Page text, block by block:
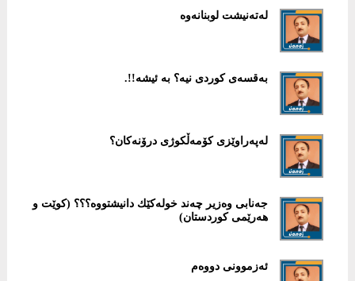
لەتەنیشت لوبنانەوە
بەقسەی كوردی نیە؟ بە ئیشە!!.
لەپەراوێزی كۆمەڵكوژی درۆنەكان؟
جەنابی وەزیر چەند خولەكێك دانیشتووە؟؟؟ (كوێت و
هەرێمی كوردستان)
ئەزموونی دووەم